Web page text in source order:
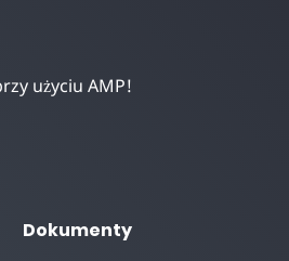
użyciu AMP!
Dokumenty